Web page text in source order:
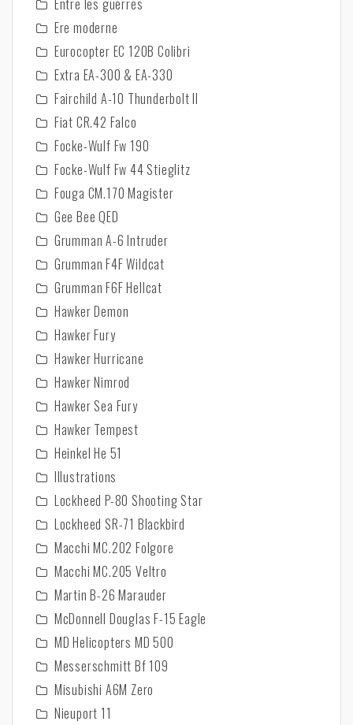
Entre les guerres
Ere moderne
Eurocopter EC 120B Colibri
Extra EA-300 & EA-330
Fairchild A-10 Thunderbolt II
Fiat CR.42 Falco
Focke-Wulf Fw 190
Focke-Wulf Fw 44 Stieglitz
Fouga CM.170 Magister
Gee Bee QED
Grumman A-6 Intruder
Grumman F4F Wildcat
Grumman F6F Hellcat
Hawker Demon
Hawker Fury
Hawker Hurricane
Hawker Nimrod
Hawker Sea Fury
Hawker Tempest
Heinkel He 51
Illustrations
Lockheed P-80 Shooting Star
Lockheed SR-71 Blackbird
Macchi MC.202 Folgore
Macchi MC.205 Veltro
Martin B-26 Marauder
McDonnell Douglas F-15 Eagle
MD Helicopters MD 500
Messerschmitt Bf 109
Misubishi A6M Zero
Nieuport 11